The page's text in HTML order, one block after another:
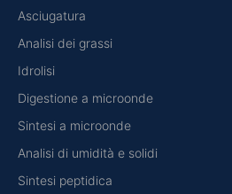
Asciugatura
Analisi dei grassi
Idrolisi
Digestione a microonde
Sintesi a microonde
Analisi di umidità e solidi
Sintesi peptidica